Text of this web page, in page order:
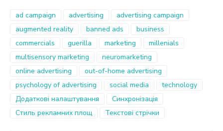
ad campaign advertising
advertising campaign
augmented reality
banned ads
business
commercials
guerilla marketing
millenials
multisensory marketing
neuromarketing
online advertising
out-of-home advertising
psychology of advertising
social media
technology
Додаткові налаштування
Синхронізація
Стиль рекламних площ
Текстові стрічки